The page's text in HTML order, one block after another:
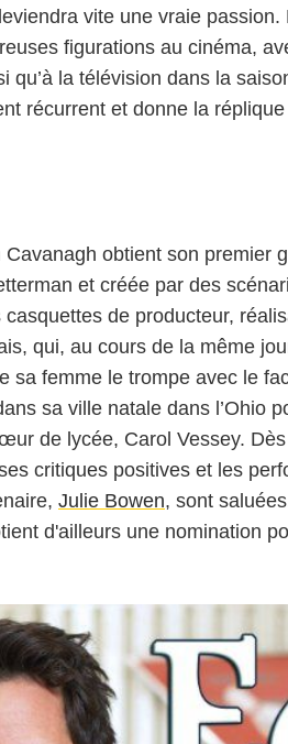
vite une vraie passion.
figurations au cinéma,
qu’à la télévision dans la
récurrent et donne la réplique
Cavanagh obtient son premier
et créée par des
de producteur,
qui, au cours de la même
sa femme le trompe avec le
sa ville natale dans l’Ohio
de lycée, Carol Vessey.
critiques positives et les
Julie Bowen, sont
d'ailleurs une nomination
NBC